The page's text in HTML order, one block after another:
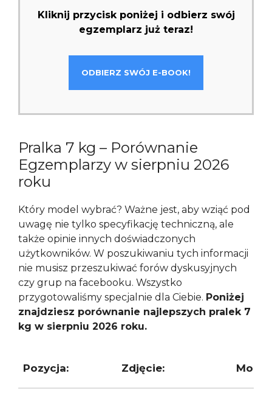
Kliknij przycisk poniżej i odbierz swój
egzemplarz już teraz!
ODBIERZ SWÓJ E-BOOK!
Pralka 7 kg – Porównanie
Egzemplarzy w sierpniu 2026
roku
Który model wybrać? Ważne jest, aby wziąć pod
uwagę nie tylko specyfikację techniczną, ale
także opinie innych doświadczonych
użytkowników. W poszukiwaniu tych informacji
nie musisz przeszukiwać forów dyskusyjnych
czy grup na facebooku. Wszystko
przygotowaliśmy specjalnie dla Ciebie. Poniżej
znajdziesz porównanie najlepszych pralek 7
kg w sierpniu 2026 roku.
Pozycja: Zdjęcie: Model: